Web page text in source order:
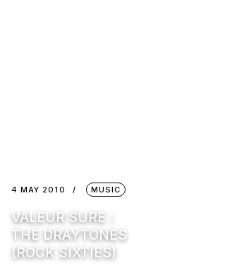
4 MAY 2010 MUSIC
VALEUR SURE :
THE DRAYTONES
(ROCK SIXTIES)